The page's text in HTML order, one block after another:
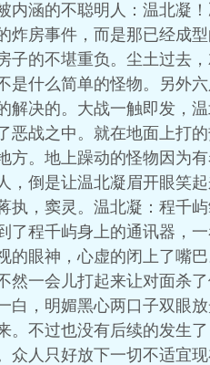
内涵的不聪明人：温北凝
炸房事件，而是那已经成
子的不堪重负。尘土过去
是什么简单的怪物。另外
解决的。大战一触即发，
恶战之中。就在地面上打
方。地上躁动的怪物因为
，倒是让温北凝眉开眼笑
执，窦灵。温北凝：程千
了程千屿身上的通讯器，
的眼神，心虚的闭上了嘴
然一会儿打起来让对面杀
白，明媚黑心两口子双眼
。不过也没有后续的发生
众人只好放下一切不适宜